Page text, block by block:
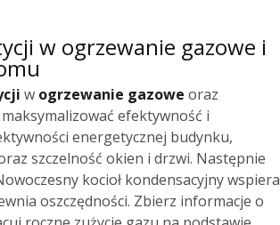
w ogrzewanie gazowe i
w ogrzewanie gazowe oraz
efektywność i
energetycznej budynku,
szczelność okien i drzwi. Następnie
kocioł kondensacyjny wspiera
oszczędności. Zbierz informacje o